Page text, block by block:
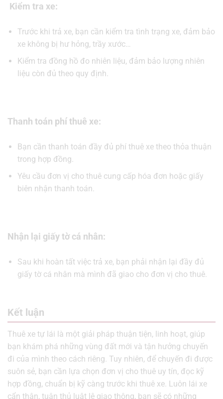
Kiểm tra xe:
Trước khi trả xe, bạn cần kiểm tra tình trạng xe, đảm bảo
xe không bị hư hỏng, trầy xước…
Kiểm tra đồng hồ đo nhiên liệu, đảm bảo lượng nhiên
liệu còn đủ theo quy định.
Thanh toán phí thuê xe:
Bạn cần thanh toán đầy đủ phí thuê xe theo thỏa thuận
trong hợp đồng.
Yêu cầu đơn vị cho thuê cung cấp hóa đơn hoặc giấy
biên nhận thanh toán.
Nhận lại giấy tờ cá nhân:
Sau khi hoàn tất việc trả xe, bạn phải nhận lại đầy đủ
giấy tờ cá nhân mà mình đã giao cho đơn vị cho thuê.
Kết luận
Thuê xe tự lái là một giải pháp thuận tiện, linh hoạt, giúp
bạn khám phá những vùng đất mới và tận hưởng chuyến
đi của mình theo cách riêng. Tuy nhiên, để chuyến đi được
suôn sẻ, bạn cần lựa chọn đơn vị cho thuê uy tín, đọc kỹ
hợp đồng, chuẩn bị kỹ càng trước khi thuê xe. Luôn lái xe
cẩn thận, tuân thủ luật lệ giao thông, bạn sẽ có những